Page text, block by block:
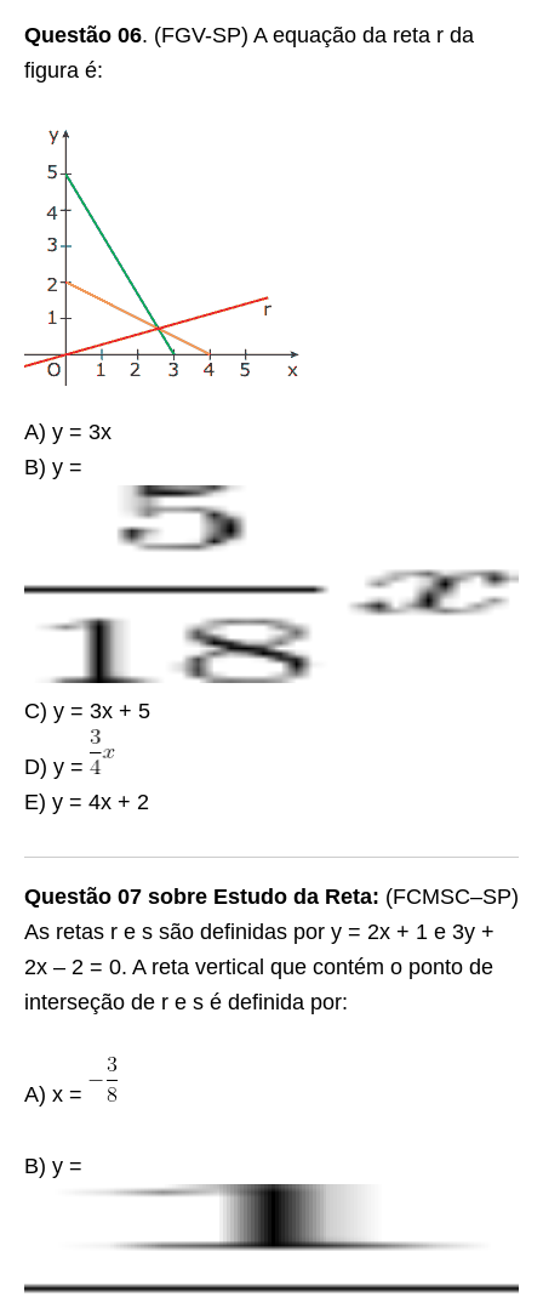
Questão 06. (FGV-SP) A equação da reta r da
figura é:
A) y = 3x
B) y =
C) y = 3x + 5
D) y =
E) y = 4x + 2
Questão 07 sobre Estudo da Reta: (FCMSC–SP)
As retas r e s são definidas por y = 2x + 1 e 3y +
2x – 2 = 0. A reta vertical que contém o ponto de
interseção de r e s é definida por:
A) x =
B) y =